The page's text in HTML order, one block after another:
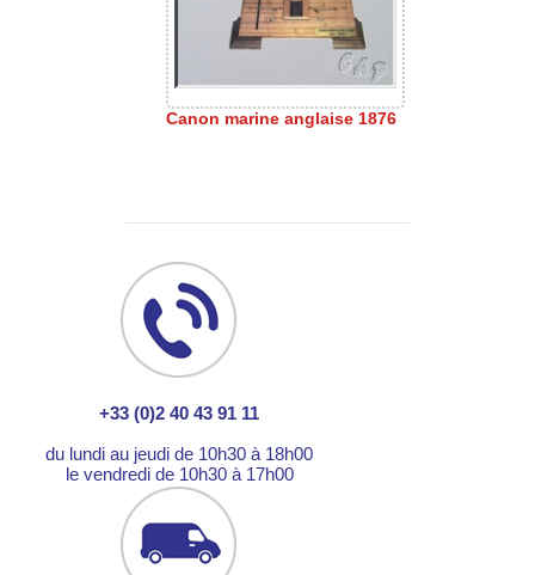
Canon marine anglaise 1876
+33 (0)2 40 43 91 11
du lundi au jeudi de 10h30 à 18h00
le vendredi de 10h30 à 17h00